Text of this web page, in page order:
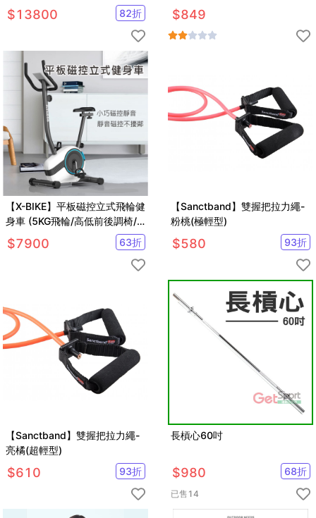
測/8檔阻力) 29806
$13800 82折
無化學味｜素食者 適用
$849
【X-BIKE】平板磁控立式飛輪健
身車 (5KG飛輪/高低前後調椅/8
檔阻力/心率偵測) 60600
$7900 63折
【Sanctband】雙握把拉力繩-
粉桃(極輕型)
$580 93折
【Sanctband】雙握把拉力繩-
亮橘(超輕型)
$610 93折
長槓心60吋
$980 68折
已售 14